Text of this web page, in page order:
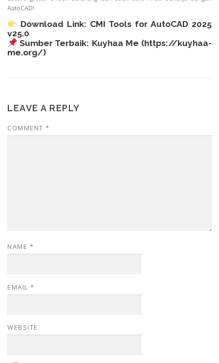
AutoCAD!
Download Link: CMI Tools for AutoCAD 2025
v25.0
Sumber Terbaik: Kuyhaa Me (https://kuyhaa-
me.org/)
LEAVE A REPLY
COMMENT *
NAME *
EMAIL *
WEBSITE